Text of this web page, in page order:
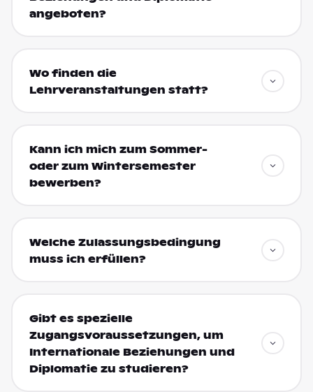
angeboten?
Wo finden die
Lehrveranstaltungen statt?
Kann ich mich zum Sommer-
oder zum Wintersemester
bewerben?
Welche Zulassungsbedingung
muss ich erfüllen?
Gibt es spezielle
Zugangsvoraussetzungen, um
Internationale Beziehungen und
Diplomatie zu studieren?